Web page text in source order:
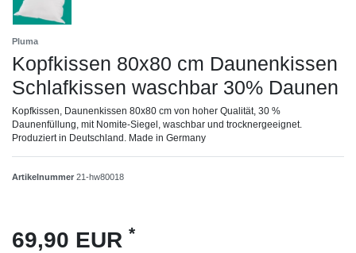
Pluma
Kopfkissen 80x80 cm Daunenkissen
Schlafkissen waschbar 30% Daunen
Kopfkissen, Daunenkissen 80x80 cm von hoher Qualität, 30 %
Daunenfüllung, mit Nomite-Siegel, waschbar und trocknergeeignet.
Produziert in Deutschland. Made in Germany
Artikelnummer 21-hw80018
69,90 EUR *